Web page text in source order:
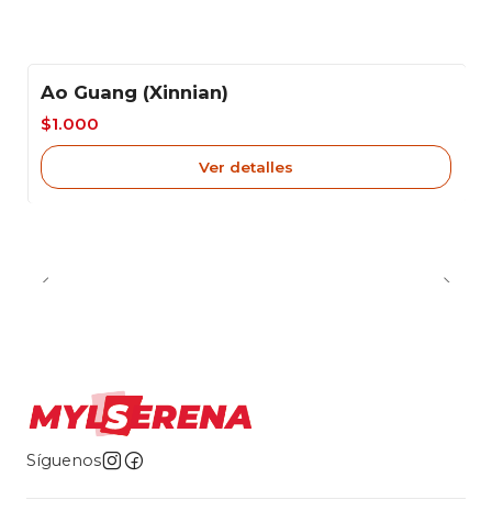
-33%
Agotado
Ao Guang (Xinnian)
$1.000
Ver detalles
Síguenos